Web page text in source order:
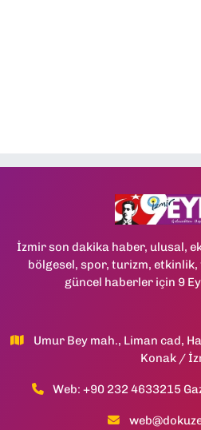
İzmir son dakika haber, ulusal,
bölgesel, spor, turizm,
güncel haberler için 9
Umur Bey mah., Liman cad,
Konak /
Web: +90 232 4633215